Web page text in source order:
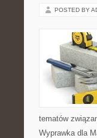
POSTED BY
tematów
Wyprawka dla